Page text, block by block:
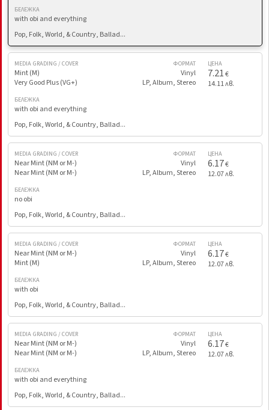
БЕЛЕЖКА
with obi and everything
Pop, Folk, World, & Country, Ballad...
MEDIA GRADING / COVER
Mint (M)
Very Good Plus (VG+)
ФОРМАТ
Vinyl
LP, Album, Stereo
ЦЕНА
7.21€
14.11 лв.
БЕЛЕЖКА
with obi and everything
Pop, Folk, World, & Country, Ballad...
MEDIA GRADING / COVER
Near Mint (NM or M-)
Near Mint (NM or M-)
ФОРМАТ
Vinyl
LP, Album, Stereo
ЦЕНА
6.17€
12.07 лв.
БЕЛЕЖКА
no obi
Pop, Folk, World, & Country, Ballad...
MEDIA GRADING / COVER
Near Mint (NM or M-)
Mint (M)
ФОРМАТ
Vinyl
LP, Album, Stereo
ЦЕНА
6.17€
12.07 лв.
БЕЛЕЖКА
with obi
Pop, Folk, World, & Country, Ballad...
MEDIA GRADING / COVER
Near Mint (NM or M-)
Near Mint (NM or M-)
ФОРМАТ
Vinyl
LP, Album, Stereo
ЦЕНА
6.17€
12.07 лв.
БЕЛЕЖКА
with obi and everything
Pop, Folk, World, & Country, Ballad...